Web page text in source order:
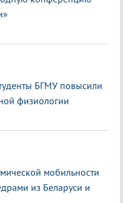
БГМУ повысили
физиологии
мобильности
из Беларуси и